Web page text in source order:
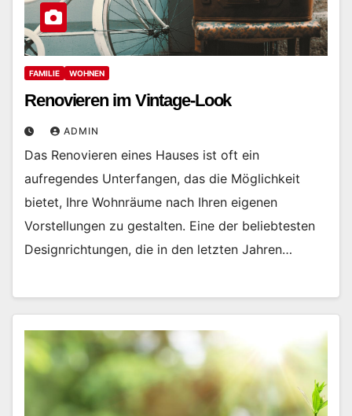
FAMILIE WOHNEN
Renovieren im Vintage-Look
ADMIN
Das Renovieren eines Hauses ist oft ein
aufregendes Unterfangen, das die Möglichkeit
bietet, Ihre Wohnräume nach Ihren eigenen
Vorstellungen zu gestalten. Eine der beliebtesten
Designrichtungen, die in den letzten Jahren…